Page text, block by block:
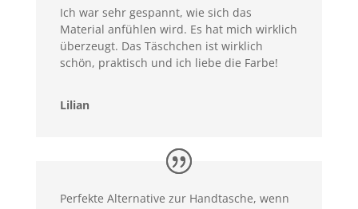
Ich war sehr gespannt, wie sich das
Material anfühlen wird. Es hat mich wirklich
überzeugt. Das Täschchen ist wirklich
schön, praktisch und ich liebe die Farbe!
Lilian
Perfekte Alternative zur Handtasche, wenn